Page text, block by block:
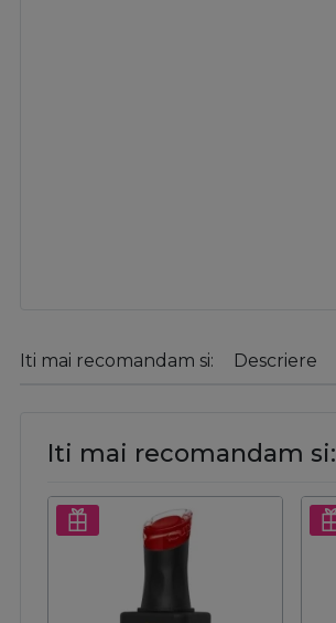
Iti mai recomandam si: Descriere
Iti mai recomandam si: